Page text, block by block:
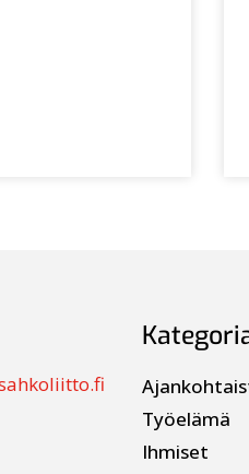
Työelämä
Ihmiset